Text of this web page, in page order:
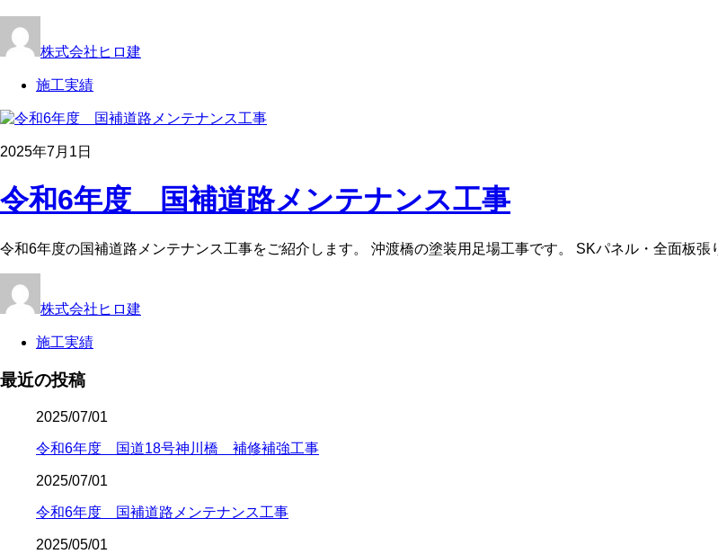
株式会社ヒロ建
施工実績
2025年7月1日
令和6年度 国補道路メンテナンス工事
令和6年度の国補道路メンテナンス工事をご紹介します。 沖渡橋の塗装用足場工事です。 SKパネル・全面板
株式会社ヒロ建
施工実績
最近の投稿
2025/07/01
令和6年度 国道18号神川橋 補修補強工事
2025/07/01
令和6年度 国補道路メンテナンス工事
2025/05/01